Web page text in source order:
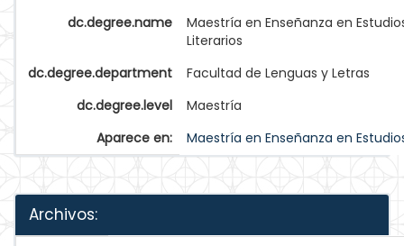
dc.degree.name
Maestría en Enseñanza en
Literarios
dc.degree.department
Facultad de Lenguas y Letras
dc.degree.level
Maestría
Aparece en:
Maestría en Enseñanza en
Archivos: